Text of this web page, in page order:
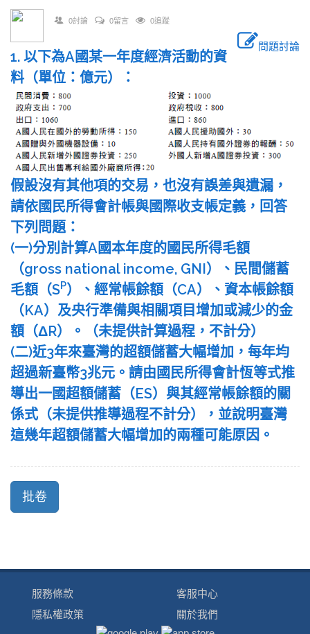
0討論 0留言 0追蹤
問題討論
1. 以下為A國某一年度經濟活動的資
料（單位：億元）：
假設沒有其他項的交易，也沒有誤差與遺漏，
請依國民所得會計帳與國際收支帳定義，回答
下列問題：
(一)分別計算A國本年度的國民所得毛額
（gross national income, GNI）、民間儲蓄
毛額（SP）、經常帳餘額（CA）、資本帳餘額
（KA）及央行準備與相關項目增加或減少的金
額（ΔR）。（未提供計算過程，不計分）
(二)近3年來臺灣的超額儲蓄大幅增加，每年均
超過新臺幣3兆元。請由國民所得會計恆等式推
導出一國超額儲蓄（ES）與其經常帳餘額的關
係式（未提供推導過程不計分），並說明臺灣
這幾年超額儲蓄大幅增加的兩種可能原因。
服務條款
隱私權政策
客服中心
關於我們